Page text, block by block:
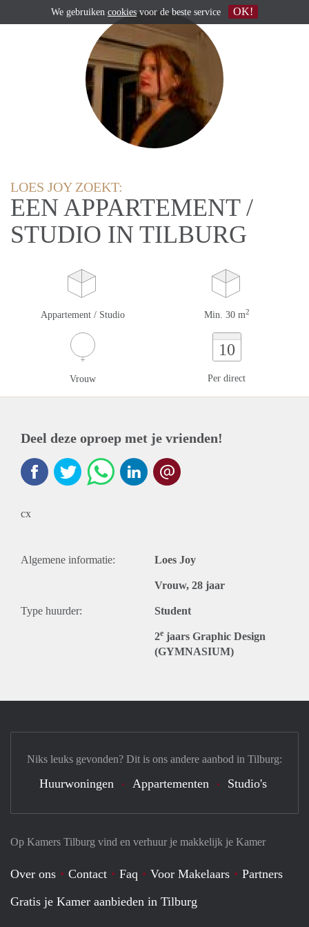
LOES JOY ZOEKT:
EEN APPARTEMENT /
STUDIO IN TILBURG
Appartement / Studio Min. 30 m2
Vrouw
10
Per direct
Deel deze oproep met je vrienden!
cx
Algemene informatie: Loes Joy
Vrouw, 28 jaar
Type huurder: Student
2e jaars Graphic Design
(GYMNASIUM)
Op Kamers Tilburg vind en verhuur je makkelijk je Kamer
Over ons Contact Faq Voor Makelaars
Partners
Gratis je Kamer aanbieden in Tilburg
Niks leuks gevonden? Dit is ons andere aanbod in Tilburg:
Huurwoningen Appartementen Studio's
We gebruiken cookies voor de beste service OK!